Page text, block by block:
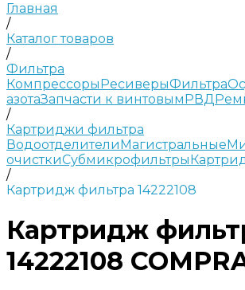
Главная
/
Каталог товаров
/
Фильтра
КомпрессорыРесиверыФильтра
азотаЗапчасти к винтовымРВД
/
Картриджи фильтра
ВодоотделителиМагистральные
очисткиСубмикрофильтры
/
Картридж фильтра 14222108
Картридж
14222108